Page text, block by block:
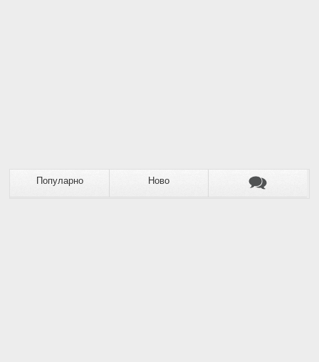
Популарно Ново